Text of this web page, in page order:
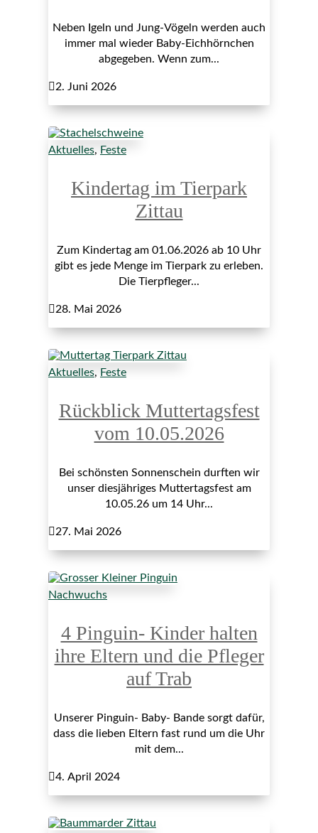
Neben Igeln und Jung-Vögeln werden auch
immer mal wieder Baby-Eichhörnchen
abgegeben. Wenn zum...
2. Juni 2026
Aktuelles, Feste
Kindertag im Tierpark
Zittau
Zum Kindertag am 01.06.2026 ab 10 Uhr
gibt es jede Menge im Tierpark zu erleben.
Die Tierpfleger...
28. Mai 2026
Aktuelles, Feste
Rückblick Muttertagsfest
vom 10.05.2026
Bei schönsten Sonnenschein durften wir
unser diesjähriges Muttertagsfest am
10.05.26 um 14 Uhr...
27. Mai 2026
Nachwuchs
4 Pinguin- Kinder halten
ihre Eltern und die Pfleger
auf Trab
Unserer Pinguin- Baby- Bande sorgt dafür,
dass die lieben Eltern fast rund um die Uhr
mit dem...
4. April 2024